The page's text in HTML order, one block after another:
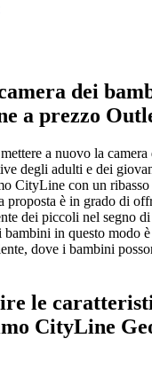
dei
a prezzo
a nuovo la
degli adulti e dei
CityLine con un
proposta è in grado di
dei piccoli nel segno
bambini in questo modo
dove i bambini
le
CityLine